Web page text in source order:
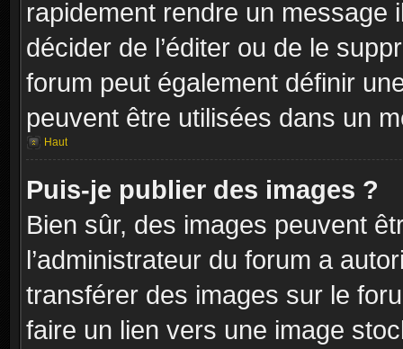
rapidement rendre un message
décider de l’éditer ou de le
forum peut également définir
peuvent être utilisées dans un
Haut
Puis-je publier des images ?
Bien sûr, des images peuvent
l’administrateur du forum a
transférer des images sur le
faire un lien vers une image